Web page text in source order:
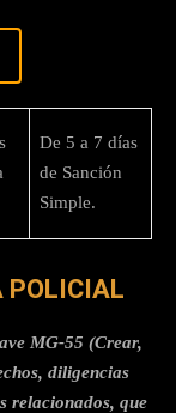
De 5 a 7 días
de Sanción
Simple.
POLICIAL
MG-55 (Crear,
diligencias
relacionados, que